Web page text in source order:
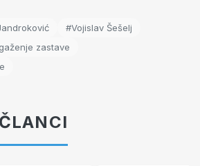
#Vojislav Šešelj
zastave